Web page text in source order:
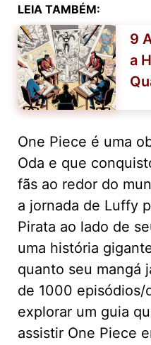
LEIA TAMBÉM:
9
a
One Piece é uma
Oda e que
fãs ao redor do
a jornada de Luffy
Pirata ao lado de
uma história
quanto seu mangá
de 1000 episódios/
explorar um guia
assistir One Piece